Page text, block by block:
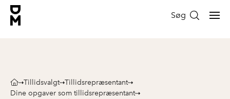
Søg
Tillidsvalgt Tillidsrepræsentant
Dine opgaver som tillidsrepræsentant